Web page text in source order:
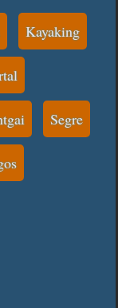
Kayaking
Segre